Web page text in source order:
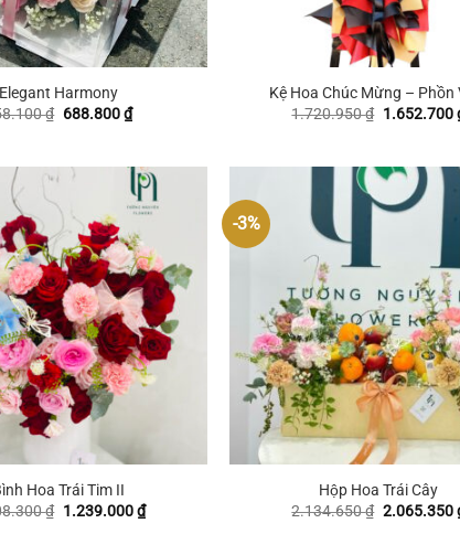
Elegant Harmony
₫ Giá
688.800₫Giá
688.800 ₫.
Kệ Hoa Chúc Mừng – Phồn
1.720.950₫ Giá
1.652.700
Hoa Trái Tim II
₫ Giá
1.239.000₫Giá
-3%
+
Hộp Hoa Trái Cây
2.134.650₫ Giá
2.065.350